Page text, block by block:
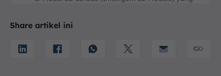
b. Kolaborasi dalam Lingkungan Digital Terpusat
c. Manajemen Informasi Selama Siklus Hidup
Proyek (Project Lifecycle)
Share artikel ini